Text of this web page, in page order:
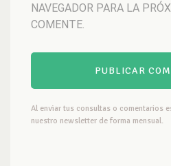
NAVEGADOR PARA LA
COMENTE.
Al enviar tus consultas o comentarios
nuestro newsletter de forma mensual.